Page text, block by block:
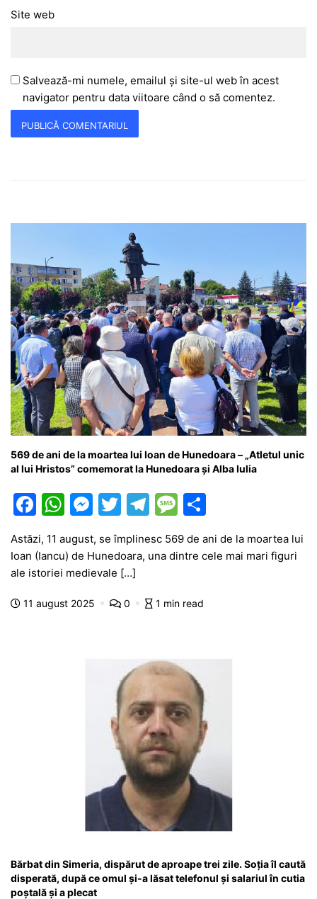
Site web
Salvează-mi numele, emailul și site-ul web în acest
navigator pentru data viitoare când o să comentez.
569 de ani de la moartea lui Ioan de Hunedoara – „Atletul unic
al lui Hristos” comemorat la Hunedoara și Alba Iulia
F
c
e
b
o
W
at
s
A
M
s
s
e
T
itt
er
T
e
a
m
M
s
a
g
ta
Astăzi, 11 august, se împlinesc 569 de ani de la moartea lui
Ioan (Iancu) de Hunedoara, una dintre cele mai mari figuri
ale istoriei medievale […]
11 august 2025 0 1 min read
Bărbat din Simeria, dispărut de aproape trei zile. Soția îl caută
disperată, după ce omul și-a lăsat telefonul și salariul în cutia
poștală și a plecat